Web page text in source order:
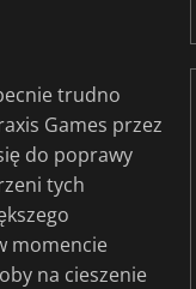
trudno
Games przez
do poprawy
tych
momencie
na cieszenie